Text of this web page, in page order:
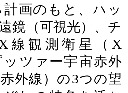
画のもと、ハッ
鏡（可視光）、チ
線観測衛星（X
ツァー宇宙赤外
外線）の3つの望